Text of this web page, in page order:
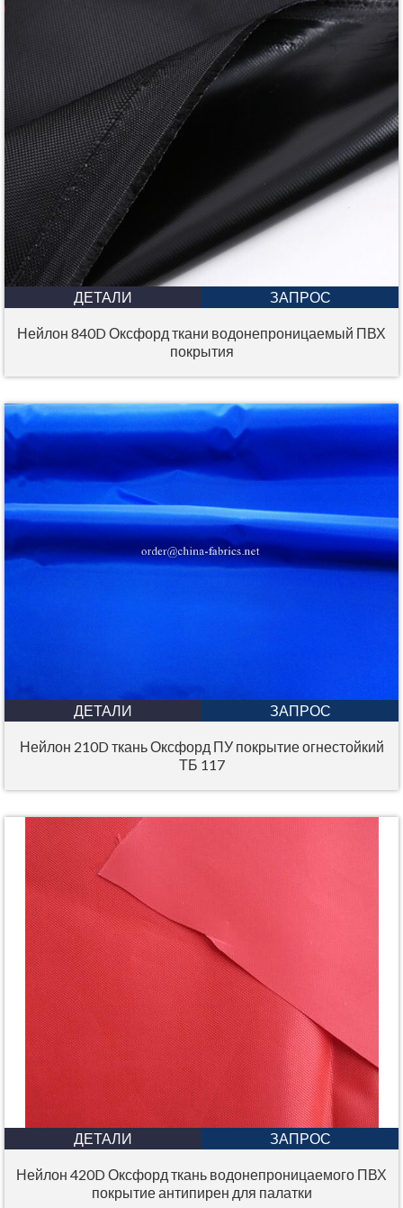
ДЕТАЛИ ЗАПРОС
Нейлон 840D Оксфорд ткани водонепроницаемый ПВХ
покрытия
ДЕТАЛИ ЗАПРОС
Нейлон 210D ткань Оксфорд ПУ покрытие огнестойкий
ТБ 117
ДЕТАЛИ ЗАПРОС
Нейлон 420D Оксфорд ткань водонепроницаемого ПВХ
покрытие антипирен для палатки